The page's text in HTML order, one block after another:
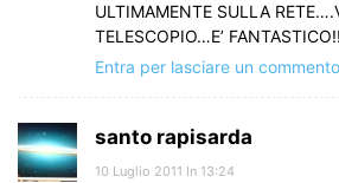
ULTIMAMENTE SULLA
TELESCOPIO…E’
Entra per lasciare un commento
santo rapisarda
10 Luglio 2011 In 13:24